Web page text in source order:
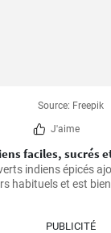
Source: Freepik
J'aime
faciles, sucrés
indiens épicés
habituels et est
PUBLICITÉ